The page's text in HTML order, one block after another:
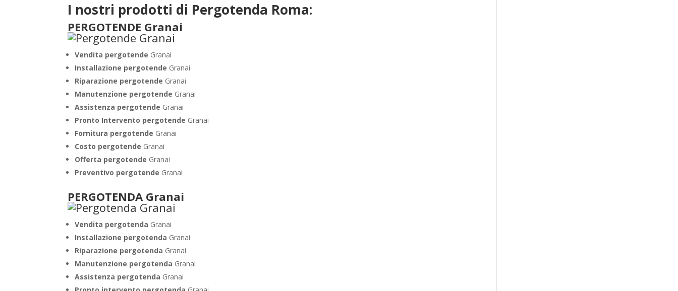
I nostri prodotti di Pergotenda Roma:
PERGOTENDE Granai
Vendita pergotende Granai
Installazione pergotende Granai
Riparazione pergotende Granai
Manutenzione pergotende Granai
Assistenza pergotende Granai
Pronto Intervento pergotende Granai
Fornitura pergotende Granai
Costo pergotende Granai
Offerta pergotende Granai
Preventivo pergotende Granai
PERGOTENDA Granai
Vendita pergotenda Granai
Installazione pergotenda Granai
Riparazione pergotenda Granai
Manutenzione pergotenda Granai
Assistenza pergotenda Granai